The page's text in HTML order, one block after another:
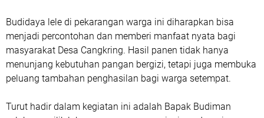
Budidaya lele di pekarangan warga ini diharapkan bisa
menjadi percontohan dan memberi manfaat nyata bagi
masyarakat Desa Cangkring. Hasil panen tidak hanya
menunjang kebutuhan pangan bergizi, tetapi juga membuka
peluang tambahan penghasilan bagi warga setempat.
Turut hadir dalam kegiatan ini adalah Bapak Budiman